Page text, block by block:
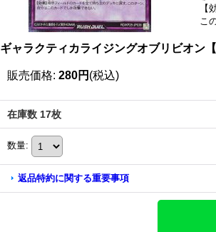
【
こ
ギャラクティカライジングオブリビオン
販売価格: 280円 (税込)
在庫数 17枚
数量:
返品特約に関する重要事項